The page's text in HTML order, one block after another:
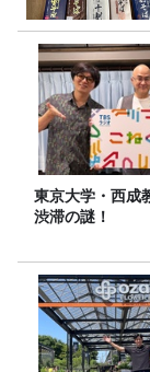
東京大学・西成
渋滞の謎！